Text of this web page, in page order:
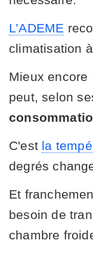
L’ADEME
climatisation
Mieux encore
peut, selon
C'est la
degrés
Et
besoin de
chambre